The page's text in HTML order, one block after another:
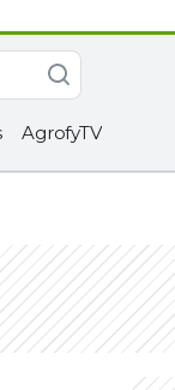
AgrofyTV